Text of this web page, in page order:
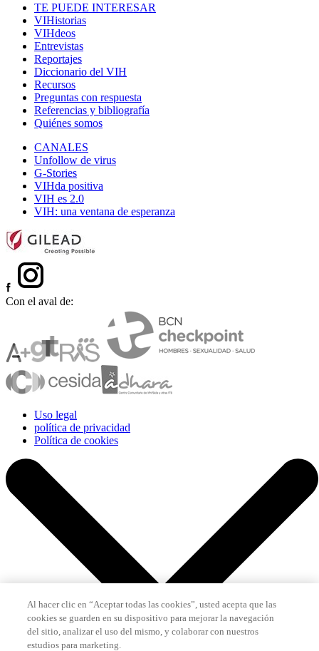
TE PUEDE INTERESAR
VIHistorias
VIHdeos
Entrevistas
Reportajes
Diccionario del VIH
Recursos
Preguntas con respuesta
Referencias y bibliografía
Quiénes somos
CANALES
Unfollow de virus
G-Stories
VIHda positiva
VIH es 2.0
VIH: una ventana de esperanza
Con el aval de:
Uso legal
política de privacidad
Política de cookies
Al hacer clic en “Aceptar todas las cookies”, usted acepta que las
cookies se guarden en su dispositivo para mejorar la navegación
del sitio, analizar el uso del mismo, y colaborar con nuestros
estudios para marketing.